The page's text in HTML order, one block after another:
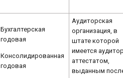
Бухгалтерская
годовая
Консолидированная
годовая
Аудиторская
организация, в
штате которой
имеется
аттестатом,
выданным